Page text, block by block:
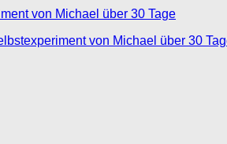
von Michael über 30 Tage
von Michael über 30